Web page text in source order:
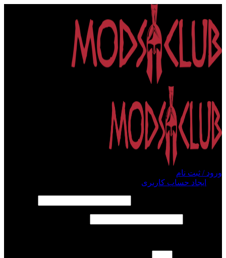
ورود / ثبت نام
ایجاد حساب کاربری